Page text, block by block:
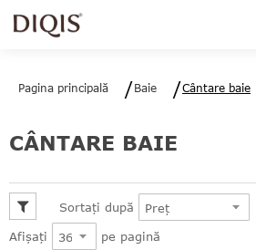
Pagina principală Baie Cântare baie
CÂNTARE BAIE
Sortați după
Afișați
pe pagină